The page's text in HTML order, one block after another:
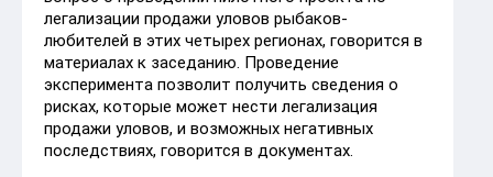
легализации продажи уловов рыбаков-
любителей в этих четырех регионах, говорится в
материалах к заседанию. Проведение
эксперимента позволит получить сведения о
рисках, которые может нести легализация
продажи уловов, и возможных негативных
последствиях, говорится в документах.